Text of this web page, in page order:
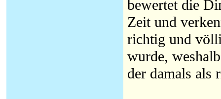
bewertet die
Zeit und
richtig und
wurde,
der damals als